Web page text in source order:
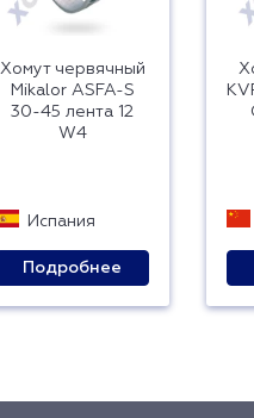
Хомут червячный
Mikalor ASFA-S
30-45 лента 12
W4
Испания
Подробнее